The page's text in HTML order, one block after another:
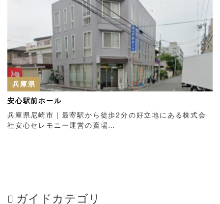
兵庫県
安心駅前ホール
兵庫県尼崎市｜最寄駅から徒歩2分の好立地にある株式会
社安心セレモニー運営の斎場…
ガイドカテゴリ